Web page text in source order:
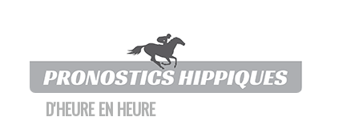
D'HEURE EN HEURE